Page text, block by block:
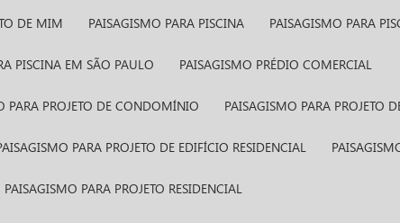
DE MIM PAISAGISMO PARA PISCINA PAISAGISMO PARA
PISCINA EM SÃO PAULO PAISAGISMO PRÉDIO COMERCIAL
PARA PROJETO DE CONDOMÍNIO PAISAGISMO PARA
PAISAGISMO PARA PROJETO DE EDIFÍCIO RESIDENCIAL
PAISAGISMO PARA PROJETO RESIDENCIAL